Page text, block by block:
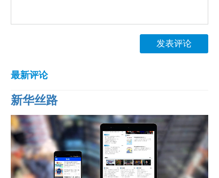
发表评论
最新评论
新华丝路